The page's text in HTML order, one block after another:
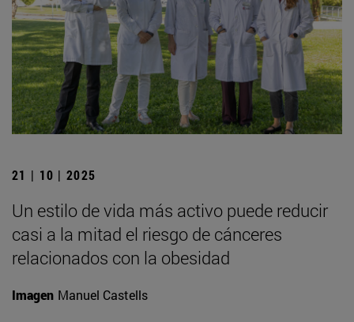
21 | 10 | 2025
Un estilo de vida más activo puede reducir
casi a la mitad el riesgo de cánceres
relacionados con la obesidad
Imagen Manuel Castells